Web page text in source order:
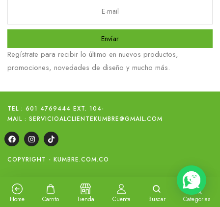
Envíar
Regístrate para recibir lo último en nuevos productos,
promociones, novedades de diseño y mucho más.
TEL : 601 4769444 EXT. 104-
MAIL : SERVICIOALCLIENTEKUMBRE@GMAIL.COM
COPYRIGHT - KUMBRE.COM.CO
Home Carrito Tienda Cuenta Buscar Categorias